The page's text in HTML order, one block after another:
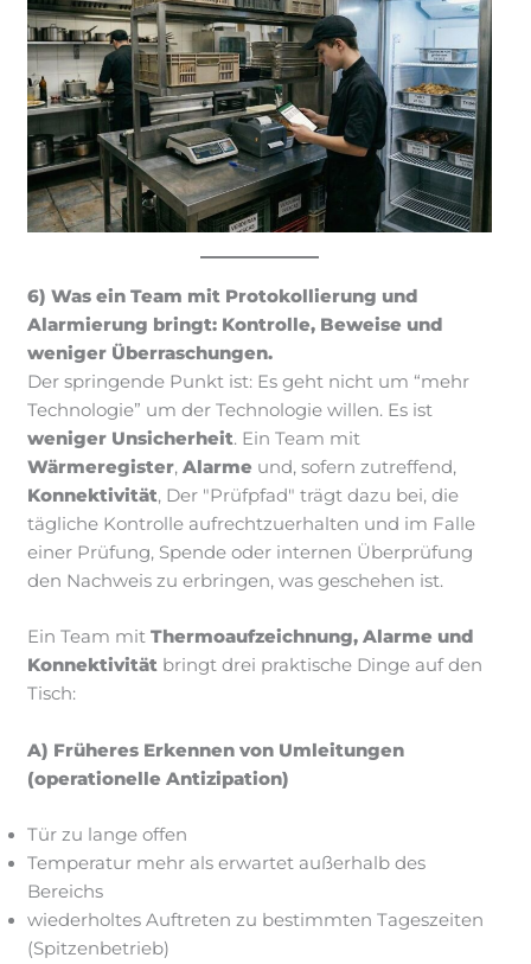
6) Was ein Team mit Protokollierung und
Alarmierung bringt: Kontrolle, Beweise und
weniger Überraschungen.
Der springende Punkt ist: Es geht nicht um “mehr
Technologie” um der Technologie willen. Es ist
weniger Unsicherheit. Ein Team mit
Wärmeregister, Alarme und, sofern zutreffend,
Konnektivität, Der "Prüfpfad" trägt dazu bei, die
tägliche Kontrolle aufrechtzuerhalten und im Falle
einer Prüfung, Spende oder internen Überprüfung
den Nachweis zu erbringen, was geschehen ist.
Ein Team mit Thermoaufzeichnung, Alarme und
Konnektivitätbringt drei praktische Dinge auf den
Tisch:
A) Früheres Erkennen von Umleitungen
(operationelle Antizipation)
Tür zu lange offen
Temperatur mehr als erwartet außerhalb des
Bereichs
wiederholtes Auftreten zu bestimmten Tageszeiten
(Spitzenbetrieb)